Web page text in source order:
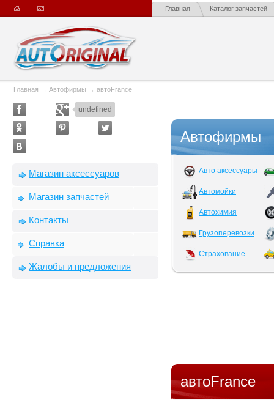
Главная Каталог запчастей
Главная → Автофирмы → автоFrance
undefined
Магазин аксессуаров
Магазин запчастей
Контакты
Справка
Жалобы и предложения
Автофирмы
Авто аксессуары
Автомойки
Автохимия
Грузоперевозки
Страхование
автоFrance